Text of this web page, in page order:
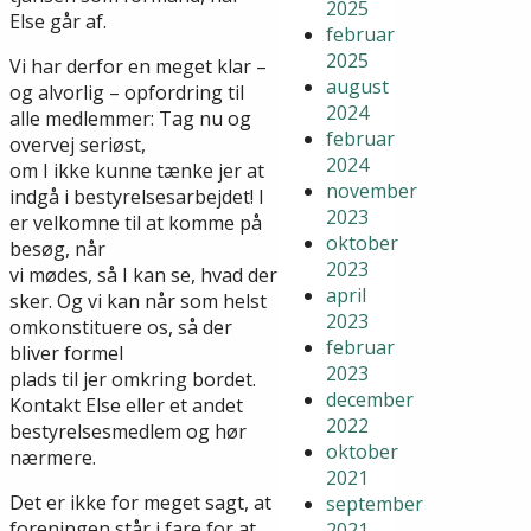
2025
februar
2025
august
2024
februar
2024
november
2023
oktober
2023
april
2023
februar
2023
december
2022
oktober
2021
september
Else går af.
Vi har derfor en meget klar –
og alvorlig – opfordring til
alle medlemmer: Tag nu og
overvej seriøst,
om I ikke kunne tænke jer at
indgå i bestyrelsesarbejdet! I
er velkomne til at komme på
besøg, når
vi mødes, så I kan se, hvad der
sker. Og vi kan når som helst
omkonstituere os, så der
bliver formel
plads til jer omkring bordet.
Kontakt Else eller et andet
bestyrelsesmedlem og hør
nærmere.
Det er ikke for meget sagt, at